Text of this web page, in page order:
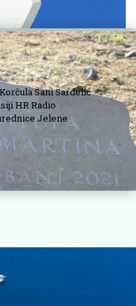
Sani Sardelić
HR Radio
Jelene